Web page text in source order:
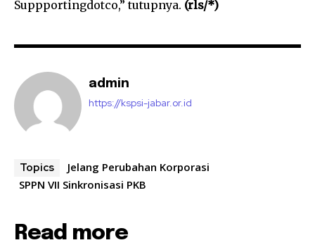
Suppportingdotco,” tutupnya. (rls/*)
admin
https://kspsi-jabar.or.id
Topics
Jelang Perubahan Korporasi
SPPN VII Sinkronisasi PKB
Read more